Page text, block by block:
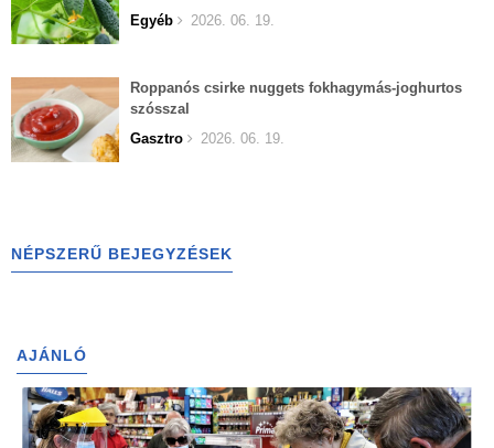
Egyéb
2026. 06. 19.
Roppanós csirke nuggets fokhagymás-joghurtos
szósszal
Gasztro
2026. 06. 19.
NÉPSZERŰ BEJEGYZÉSEK
AJÁNLÓ